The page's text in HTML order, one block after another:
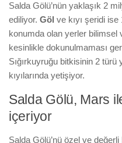
Salda Gölü’nün yaklaşık 2
ediliyor. Göl ve kıyı şeridi
konumda olan yerler bilimsel
kesinlikle dokunulmaması
Sığırkuyruğu bitkisinin 2 türü
kıyılarında yetişiyor.
Salda Gölü, Mars
içeriyor
Salda Gölü’nü özel ve